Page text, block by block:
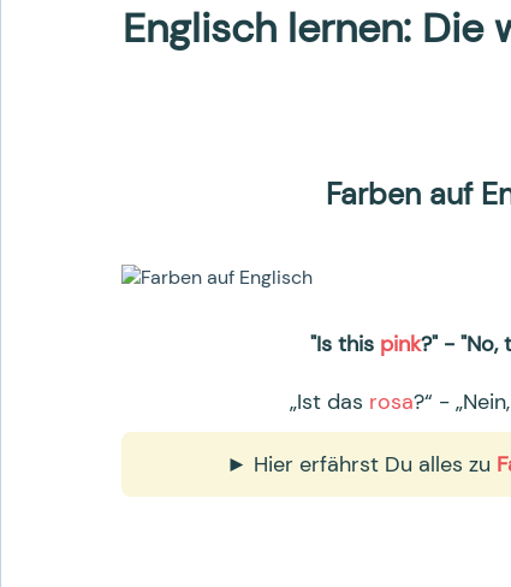
Englisch lernen: Die
Farben auf
"Is this pink?" - "No,
„Ist das rosa?“ -
► Hier erfährst Du alles zu